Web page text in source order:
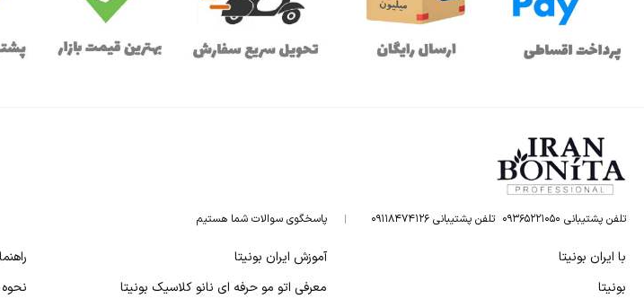
تلفن پشتیبانی ۰۹۳۶۵۲۲۱۰۵۰ تلفن پشتیبانی ۰۹۱۱۸۴۷۴۱۲۶ پاسخگوی سوالات شما هستیم
با ایران بونیتا
بونیتا
آموزش ایران بونیتا
معرفی اتو مو حرفه ای نانو کلاسیک بونیتا